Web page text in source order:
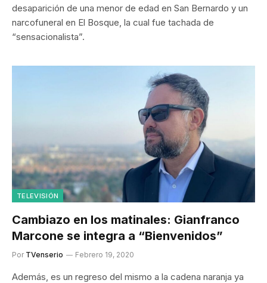
desaparición de una menor de edad en San Bernardo y un
narcofuneral en El Bosque, la cual fue tachada de
“sensacionalista”.
TELEVISIÓN
Cambiazo en los matinales: Gianfranco
Marcone se integra a “Bienvenidos”
Por TVenserio Febrero 19, 2020
Además, es un regreso del mismo a la cadena naranja ya